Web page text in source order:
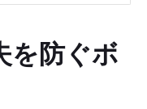
を防ぐボ